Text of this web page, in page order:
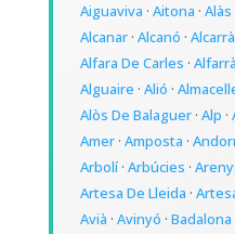
Aiguaviva · Aitona · Alàs
Alcanar· Alcanó ·
Alfara De Carles ·
Alguaire · Alió ·
Alòs De Balaguer· Alp ·
Amer· Amposta ·
Arbolí· Arbúcies ·
Artesa De Lleida ·
Avià · Avinyó · Badalona